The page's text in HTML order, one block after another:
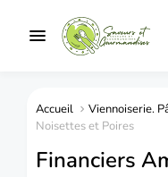
Accueil Viennoiserie.
Noisettes et Poires
Financiers